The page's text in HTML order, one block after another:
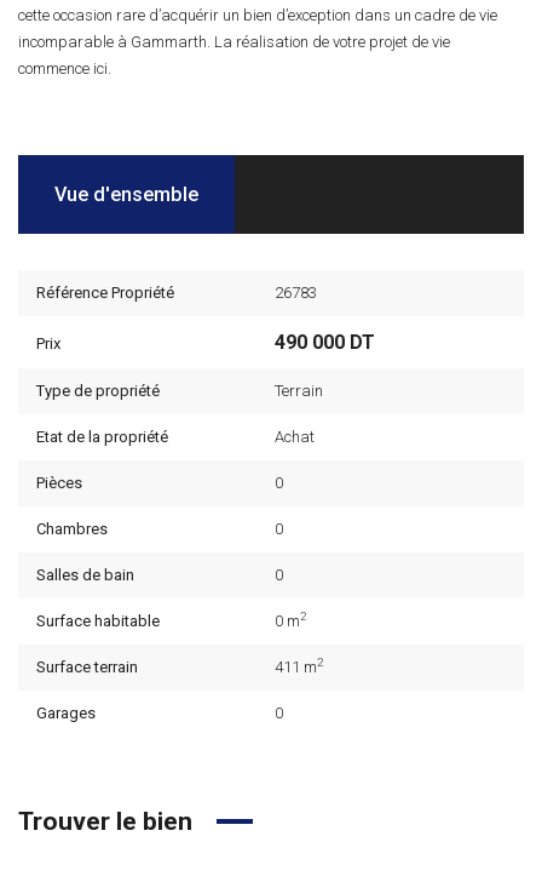
cette occasion rare d’acquérir un bien d’exception dans un cadre de vie
incomparable à Gammarth. La réalisation de votre projet de vie
commence ici.
Vue d'ensemble
Référence Propriété 26783
Prix 490 000 DT
Type de propriété Terrain
Etat de la propriété Achat
Pièces 0
Chambres 0
Salles de bain 0
Surface habitable 0 m2
Surface terrain 411 m2
Garages 0
Trouver le bien